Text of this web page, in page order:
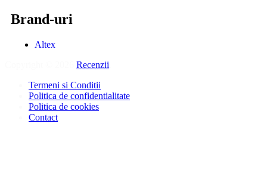
Brand-uri
Altex
Recenzii
Termeni si Conditii
Politica de confidentialitate
Politica de cookies
Contact